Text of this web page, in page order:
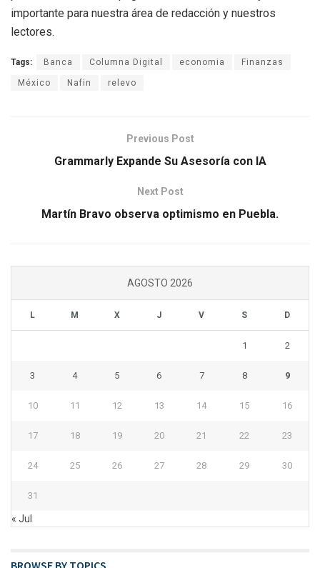
importante para nuestra área de redacción y nuestros
lectores.
Tags: Banca Columna Digital economia Finanzas
México Nafin relevo
Previous Post
Grammarly Expande Su Asesoría con IA
Next Post
Martín Bravo observa optimismo en Puebla.
AGOSTO 2026
L M X J V S D
1 2
3 4 5 6 7 8 9
10 11 12 13 14 15 16
17 18 19 20 21 22 23
24 25 26 27 28 29 30
31
« Jul
BROWSE BY TOPICS